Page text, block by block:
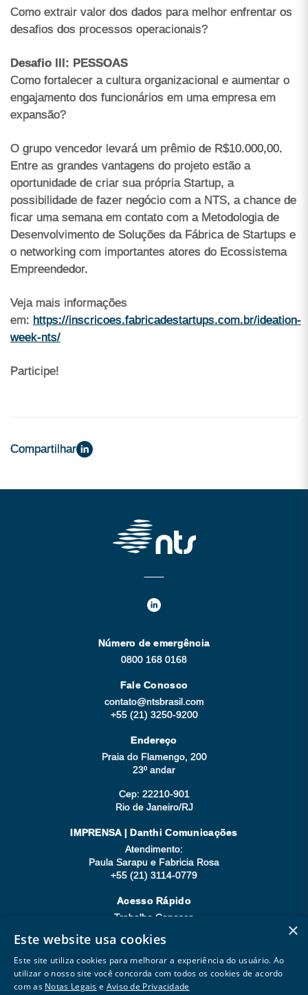
Como extrair valor dos dados para melhor enfrentar os
desafios dos processos operacionais?
Desafio III: PESSOAS
Como fortalecer a cultura organizacional e aumentar o
engajamento dos funcionários em uma empresa em
expansão?
O grupo vencedor levará um prêmio de R$10.000,00.
Entre as grandes vantagens do projeto estão a
oportunidade de criar sua própria Startup, a
possibilidade de fazer negócio com a NTS, a chance de
ficar uma semana em contato com a Metodologia de
Desenvolvimento de Soluções da Fábrica de Startups e
o networking com importantes atores do Ecossistema
Empreendedor.
Veja mais informações
em: https://inscricoes.fabricadestartups.com.br/ideation-
week-nts/
Participe!
Compartilhar
Número de emergência
0800 168 0168
Fale Conosco
contato@ntsbrasil.com
+55 (21) 3250-9200
Endereço
Praia do Flamengo, 200
23º andar
Cep: 22210-901
Rio de Janeiro/RJ
IMPRENSA | Danthi Comunicações
Atendimento:
Paula Sarapu e Fabricia Rosa
+55 (21) 3114-0779
Acesso Rápido
Trabalhe Conosco
Seja Fornecedor
×
Este website usa cookies
Este site utiliza cookies para melhorar a experiência do usuário. Ao
utilizar o nosso site você concorda com todos os cookies de acordo
com as Notas Legais e Aviso de Privacidade